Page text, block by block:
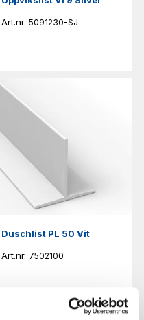
5091230-SJ
Duschlist PL 50 Vit
7502100